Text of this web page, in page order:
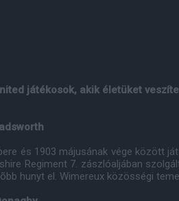
játékosok, akik életüket
és 1903 májusának vége között
Regiment 7. zászlóaljában
hunyt el. Wimereux közösségi